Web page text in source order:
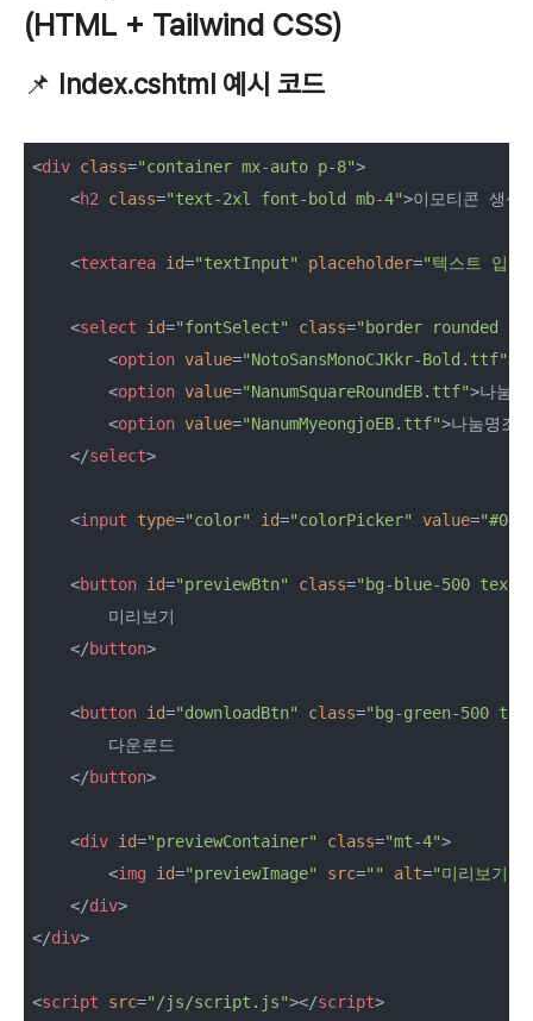
(HTML + Tailwind CSS)
📌 Index.cshtml 예시 코드
<div class="container mx-auto p-8">
<h2 class="text-2xl font-bold mb-4">이모티콘 생성
<textarea id="textInput" placeholder="텍스트 입력"
<select id="fontSelect" class="border rounded
<option value="NotoSansMonoCJKkr-Bold.ttf">
<option value="NanumSquareRoundEB.ttf">나눔
<option value="NanumMyeongjoEB.ttf">나눔명
</select>
<input type="color" id="colorPicker" value=
<button id="previewBtn" class="bg-blue-500 text-
        미리보기
</button>
<button id="downloadBtn" class="bg-green-500
        다운로드
</button>
<div id="previewContainer" class="mt-4">
<img id="previewImage" src="" alt="미리보기
</div>
</div>
<script src="/js/script.js"></script>